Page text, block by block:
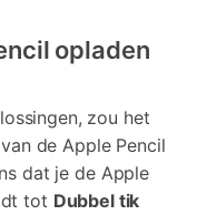
opladen
zou het
de Apple Pencil
dat je de Apple
tot Dubbel tik